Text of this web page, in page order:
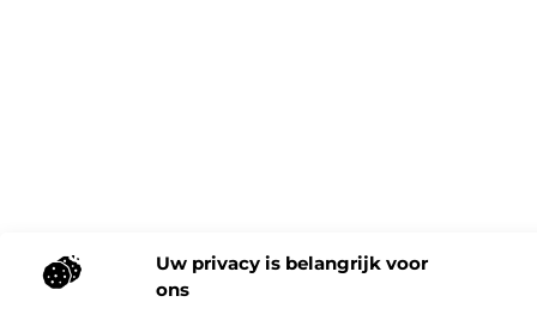
Uw privacy is belangrijk voor
ons